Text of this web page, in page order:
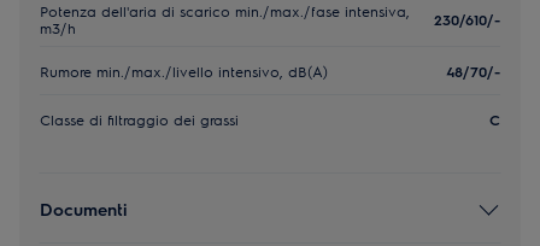
Potenza dell'aria di scarico min./max./fase intensiva,
m3/h
230/610/-
Rumore min./max./livello intensivo, dB(A) 48/70/-
Classe di filtraggio dei grassi C
Documenti